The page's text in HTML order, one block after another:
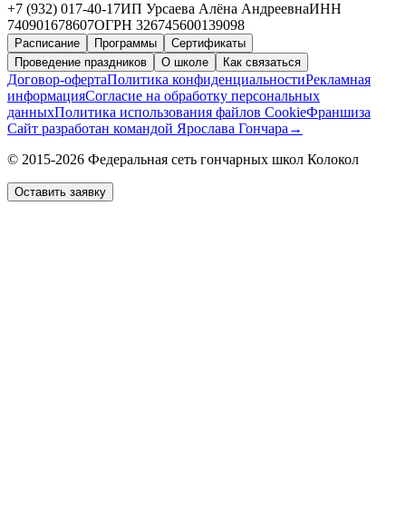
+7 (932) 017-40-17ИП Урсаева Алёна АндреевнаИНН
740901678607ОГРН 326745600139098
Расписание Программы
Сертификаты
Проведение праздников
О школе Как связаться
Договор-офертаПолитика конфиденциальностиРекламная
информацияСогласие на обработку персональных
данныхПолитика использования файлов CookieФраншиза
Сайт разработан командой Ярослава Гончара →
© 2015-2026 Федеральная сеть гончарных школ Колокол
Оставить заявку